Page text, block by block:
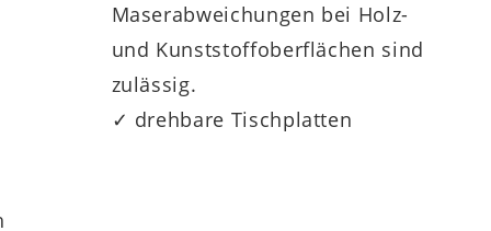
Materialien und langlebige
und Funktion auf höchstem Niveau,
Maserabweichungen bei Holz-
und Kunststoffoberflächen sind
zulässig.
✓ drehbare Tischplatten